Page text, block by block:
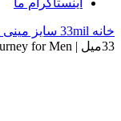
اینستاگرام ما
خانه 33mil سایز مینی
33میل | AMOUAGE Journey for Men